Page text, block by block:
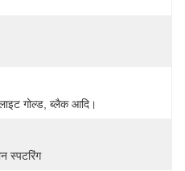
गोल्ड, ब्लैक आदि।
स्पटरिंग